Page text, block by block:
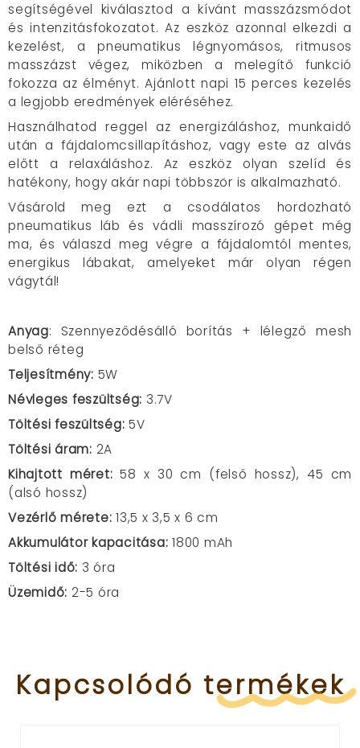
segítségével kiválasztod a kívánt masszázsmódot
és intenzitásfokozatot. Az eszköz azonnal elkezdi a
kezelést, a pneumatikus légnyomásos, ritmusos
masszázst végez, miközben a melegítő funkció
fokozza az élményt. Ajánlott napi 15 perces kezelés
a legjobb eredmények eléréséhez.
Használhatod reggel az energizáláshoz, munkaidő
után a fájdalomcsillapításhoz, vagy este az alvás
előtt a relaxáláshoz. Az eszköz olyan szelíd és
hatékony, hogy akár napi többször is alkalmazható.
Vásárold meg ezt a csodálatos hordozható
pneumatikus láb és vádli masszírozó gépet még
ma, és válaszd meg végre a fájdalomtól mentes,
energikus lábakat, amelyeket már olyan régen
vágytál!
Anyag: Szennyeződésálló borítás + lélegző mesh
belső réteg
Teljesítmény: 5W
Névleges feszültség: 3.7V
Töltési feszültség: 5V
Töltési áram: 2A
Kihajtott méret: 58 x 30 cm (felső hossz), 45 cm
(alsó hossz)
Vezérlő mérete: 13,5 x 3,5 x 6 cm
Akkumulátor kapacitása: 1800 mAh
Töltési idő: 3 óra
Üzemidő: 2-5 óra
Kapcsolódó termékek